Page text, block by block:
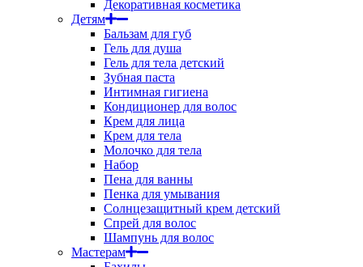
Декоративная косметика
Детям
Бальзам для губ
Гель для душа
Гель для тела детский
Зубная паста
Интимная гигиена
Кондиционер для волос
Крем для лица
Крем для тела
Молочко для тела
Набор
Пена для ванны
Пенка для умывания
Солнцезащитный крем детский
Спрей для волос
Шампунь для волос
Мастерам